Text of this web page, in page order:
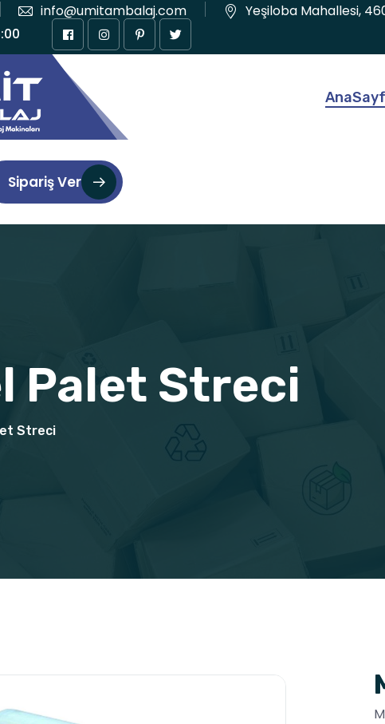
info@umitambalaj.com
Yeşiloba Mahallesi,
Sipariş Ver
Palet Streci
Streci